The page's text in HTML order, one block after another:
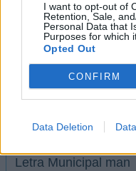
I want to opt-out of
Retention, Sale,
Personal Data that
Purposes for which
Opted Out
CONFIRM
Data Deletion
Letra Pensando en ti
Letra Revolucion en
Letra Solo Respirar
Letra Municipal man